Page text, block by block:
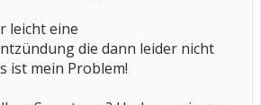
leicht eine
die dann leider nicht
ist mein Problem!